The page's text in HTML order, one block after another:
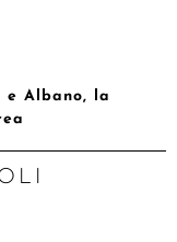
e Albano, la